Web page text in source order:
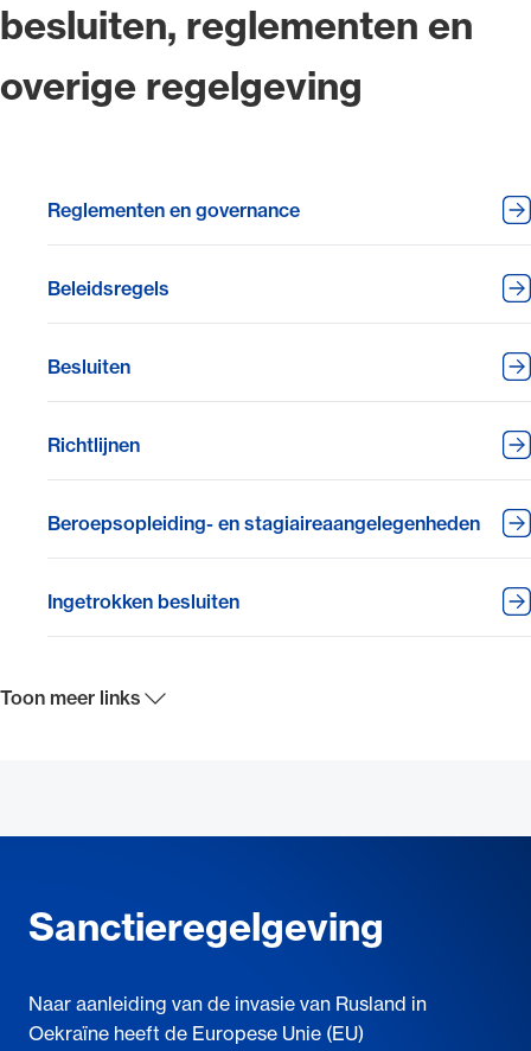
besluiten, reglementen en
overige regelgeving
Reglementen en governance
Beleidsregels
Besluiten
Richtlijnen
Beroepsopleiding- en stagiaireaangelegenheden
Ingetrokken besluiten
Toon meer links
Sanctieregelgeving
Naar aanleiding van de invasie van Rusland in
Oekraïne heeft de Europese Unie (EU)